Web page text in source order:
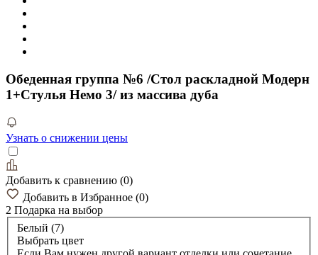
Обеденная группа №6 /Стол раскладной Модерн
1+Стулья Немо 3/ из массива дуба
Узнать о снижении цены
Добавить к сравнению (0)
Добавить в Избранное (0)
2 Подарка на выбор
Белый (7)
Выбрать цвет